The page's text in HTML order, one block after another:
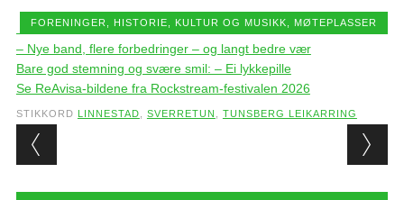
FORENINGER HISTORIE KULTUR OG MUSIKK MØTEPLASSER
– Nye band, flere forbedringer – og langt bedre vær
Bare god stemning og svære smil: – Ei lykkepille
Se ReAvisa-bildene fra Rockstream-festivalen 2026
STIKKORD LINNESTAD SVERRETUN TUNSBERG LEIKARRING
Post navigation